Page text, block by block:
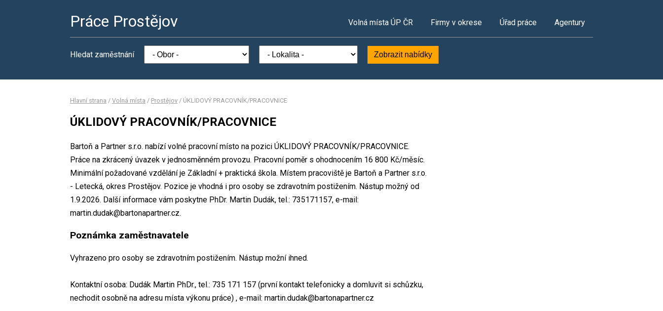
Práce Prostějov Volná místa ÚP ČR Firmy v okrese Úřad práce Agentury
Hledat zaměstnání Zobrazit nabídky
Hlavní strana / Volná místa / Prostějov / ÚKLIDOVÝ PRACOVNÍK/PRACOVNICE
ÚKLIDOVÝ PRACOVNÍK/PRACOVNICE
Bartoň a Partner s.r.o. nabízí volné pracovní místo na pozici ÚKLIDOVÝ PRACOVNÍK/PRACOVNICE.
Práce na zkrácený úvazek v jednosměnném provozu. Pracovní poměr s ohodnocením 16 800 Kč/měsíc.
Minimální požadované vzdělání je Základní + praktická škola. Místem pracoviště je Bartoň a Partner s.r.o.
- Letecká, okres Prostějov. Pozice je vhodná i pro osoby se zdravotním postižením. Nástup možný od
1.9.2026. Další informace vám poskytne PhDr. Martin Dudák, tel.: 735171157, e-mail:
martin.dudak@bartonapartner.cz.
Poznámka zaměstnavatele
Vyhrazeno pro osoby se zdravotním postižením. Nástup možní ihned.
Kontaktní osoba: Dudák Martin PhDr., tel.: 735 171 157 (první kontakt telefonicky a domluvit si schůzku,
nechodit osobně na adresu místa výkonu práce) , e-mail: martin.dudak@bartonapartner.cz